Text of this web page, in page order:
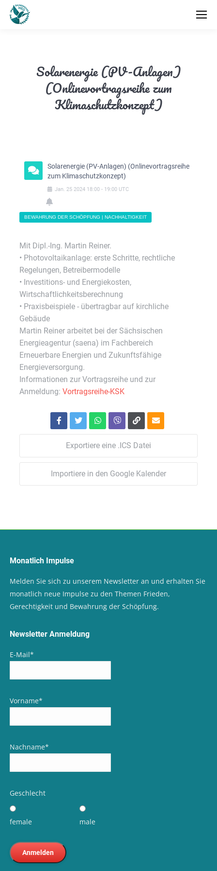
Solarenergie (PV-Anlagen)
(Onlinevortragsreihe zum
Klimaschutzkonzept)
Solarenergie (PV-Anlagen) (Onlinevortragsreihe
zum Klimaschutzkonzept)
Jan. 25 2024 18:00 - 19:00 UTC
BEWAHRUNG DER SCHÖPFUNG | NACHHALTIGKEIT
Mit Dipl.-Ing. Martin Reiner.
• Photovoltaikanlage: erste Schritte, rechtliche
Regelungen, Betreibermodelle
• Investitions- und Energiekosten,
Wirtschaftlichkeitsberechnung
• Praxisbeispiele - übertragbar auf kirchliche
Gebäude
Martin Reiner arbeitet bei der Sächsischen
Energieagentur (saena) im Fachbereich
Erneuerbare Energien und Zukunftsfähige
Energieversorgung.
Informationen zur Vortragsreihe und zur
Anmeldung: Vortragsreihe-KSK
Exportiere eine .ICS Datei
Importiere in den Google Kalender
Monatlich Impulse
Melden Sie sich zu unserem Newsletter an und erhalten Sie
monatlich neue Impulse zu den Themen Frieden,
Gerechtigkeit und Bewahrung der Schöpfung.
Newsletter Anmeldung
E-Mail*
Vorname*
Nachname*
Geschlecht
female male